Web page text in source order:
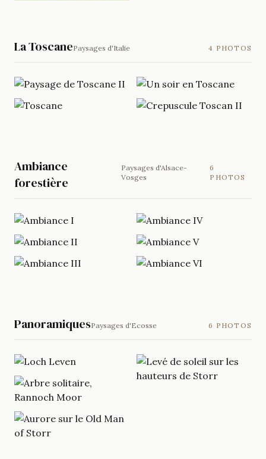
La ToscanePaysages d'Italie 4 PHOTOS
Ambiance
forestière
Paysages d'Alsace-
Vosges
6
PHOTOS
PanoramiquesPaysages d'Ecosse 6 PHOTOS